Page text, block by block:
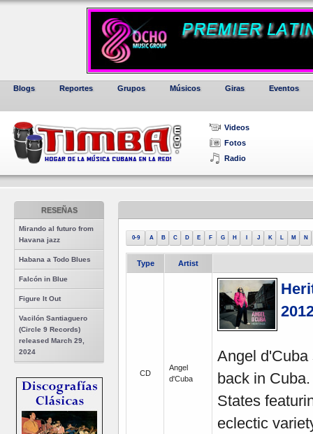
Blogs Reportes Grupos Músicos Giras Eventos
Videos
Fotos
Radio
RESEÑAS
Mirando al futuro from
Havana jazz
Habana a Todo Blues
Falcón in Blue
Figure It Out
Vacilón Santiaguero
(Circle 9 Records)
released March 29,
2024
0-9 A B C D E F G H J K L M N
Type Artist
CD
Angel
d'Cuba
Angel
back in
States
eclectic